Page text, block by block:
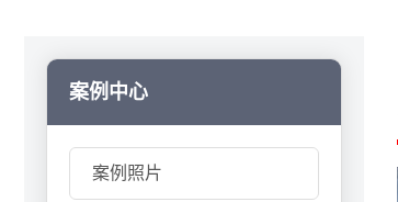
案例中心
案例照片